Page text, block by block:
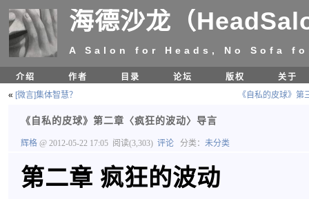
海德沙龙（
A Salon for Heads, No Sofa
介绍 作者 目录 论坛 版权
关于
« [微言]集体智慧？ 《自私的皮球》
《自私的皮球》第二章〈疯狂的波动〉导言
辉格 @ 2012-05-22 17:05 阅读(3,303) 评论 分类： 未分类
第二章 疯狂的波动